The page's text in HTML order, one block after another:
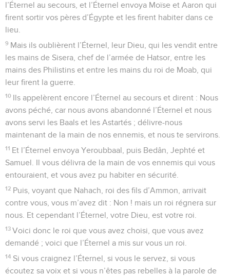
l’Éternel au secours, et l’Éternel envoya Moïse et Aaron qui
firent sortir vos pères d’Égypte et les firent habiter dans ce
lieu.
9 Mais ils oublièrent l’Éternel, leur Dieu, qui les vendit entre
les mains de Sisera, chef de l’armée de Hatsor, entre les
mains des Philistins et entre les mains du roi de Moab, qui
leur firent la guerre.
10 Ils appelèrent encore l’Éternel au secours et dirent : Nous
avons péché, car nous avons abandonné l’Éternel et nous
avons servi les Baals et les Astartés ; délivre-nous
maintenant de la main de nos ennemis, et nous te servirons.
11 Et l’Éternel envoya Yeroubbaal, puis Bedân, Jephté et
Samuel. Il vous délivra de la main de vos ennemis qui vous
entouraient, et vous avez pu habiter en sécurité.
12 Puis, voyant que Nahach, roi des fils d’Ammon, arrivait
contre vous, vous m’avez dit : Non ! mais un roi régnera sur
nous. Et cependant l’Éternel, votre Dieu, est votre roi.
13 Voici donc le roi que vous avez choisi, que vous avez
demandé ; voici que l’Éternel a mis sur vous un roi.
14 Si vous craignez l’Éternel, si vous le servez, si vous
écoutez sa voix et si vous n’êtes pas rebelles à la parole de